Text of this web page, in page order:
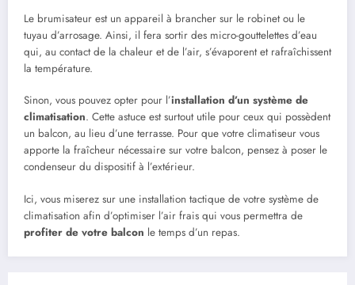
Le brumisateur est un appareil à brancher sur le robinet ou le
tuyau d’arrosage. Ainsi, il fera sortir des micro-gouttelettes d’eau
qui, au contact de la chaleur et de l’air, s’évaporent et rafraîchissent
la température.
Sinon, vous pouvez opter pour l’installation d’un système de
climatisation. Cette astuce est surtout utile pour ceux qui possèdent
un balcon, au lieu d’une terrasse. Pour que votre climatiseur vous
apporte la fraîcheur nécessaire sur votre balcon, pensez à poser le
condenseur du dispositif à l’extérieur.
Ici, vous miserez sur une installation tactique de votre système de
climatisation afin d’optimiser l’air frais qui vous permettra de
profiter de votre balcon le temps d’un repas.